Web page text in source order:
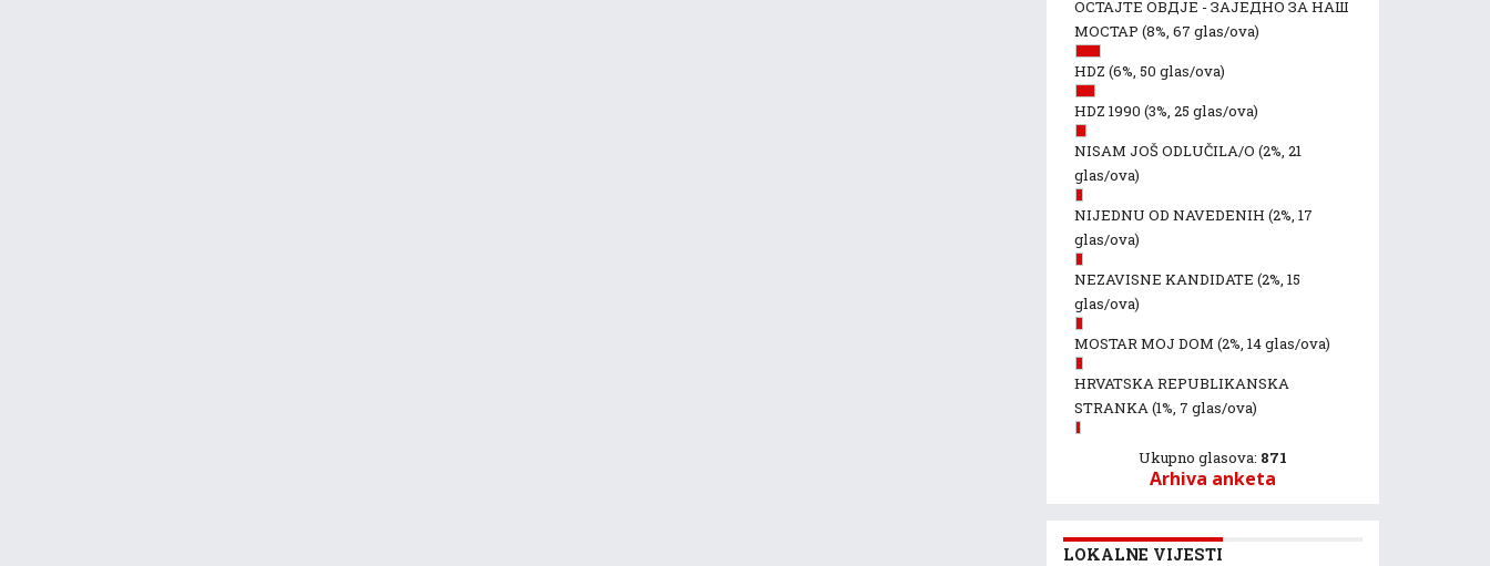
ОСТАЈТЕ ОВДЈЕ - ЗАЈЕДНО ЗА НАШ
МОСТАР (8%, 67 glas/ova)
HDZ (6%, 50 glas/ova)
HDZ 1990 (3%, 25 glas/ova)
NISAM JOŠ ODLUČILA/O (2%, 21
glas/ova)
NIJEDNU OD NAVEDENIH (2%, 17
glas/ova)
NEZAVISNE KANDIDATE (2%, 15
glas/ova)
MOSTAR MOJ DOM (2%, 14 glas/ova)
HRVATSKA REPUBLIKANSKA
STRANKA(1%, 7 glas/ova)
Ukupno glasova: 871
Arhiva anketa
LOKALNE VIJESTI